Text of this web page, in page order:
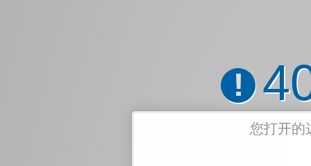
!
您打开的